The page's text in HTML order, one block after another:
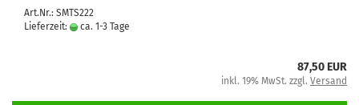
Art.Nr.: SMTS222
Lieferzeit:
ca. 1-3 Tage
87,50 EUR
inkl. 19% MwSt. zzgl. Versand